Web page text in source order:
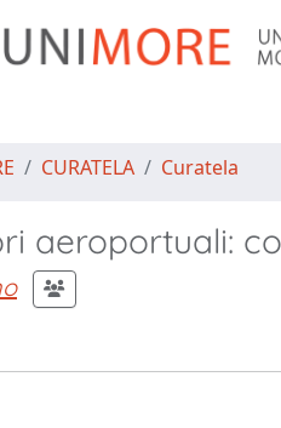
CURATELA Curatela
aeroportuali: